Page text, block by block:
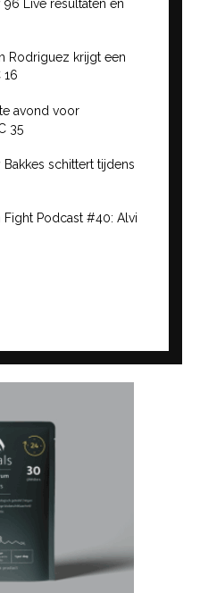
96 Live resultaten en
Rodriguez krijgt een
16
avond voor
35
schittert tijdens
Fight Podcast #40: Alvi